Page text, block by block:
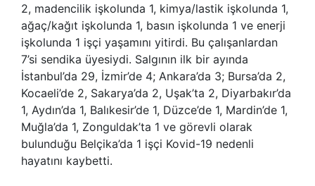
2, madencilik işkolunda 1, kimya/lastik işkolunda 1,
ağaç/kağıt işkolunda 1, basın işkolunda 1 ve enerji
işkolunda 1 işçi yaşamını yitirdi. Bu çalışanlardan
7’si sendika üyesiydi. Salgının ilk bir ayında
İstanbul’da 29, İzmir’de 4; Ankara’da 3; Bursa’da 2,
Kocaeli’de 2, Sakarya’da 2, Uşak’ta 2, Diyarbakır’da
1, Aydın’da 1, Balıkesir’de 1, Düzce’de 1, Mardin’de 1,
Muğla’da 1, Zonguldak’ta 1 ve görevli olarak
bulunduğu Belçika’da 1 işçi Kovid-19 nedenli
hayatını kaybetti.